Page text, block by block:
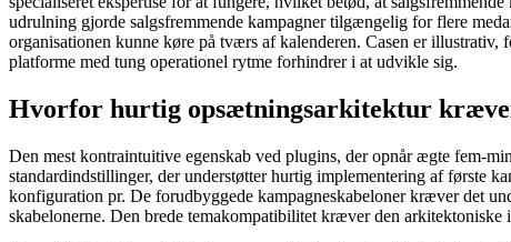
udrulning gjorde salgsfremmende kampagner tilgængelig for flere
organisationen kunne køre på tværs af kalenderen. Casen er
platforme med tung operationel rytme forhindrer i at udvikle sig.
Hvorfor hurtig opsætningsarkitektur
Den mest kontraintuitive egenskab ved plugins, der opnår ægte fem-
standardindstillinger, der understøtter hurtig implementering af første
konfiguration pr. De forudbyggede kampagneskabeloner kræver det
skabelonerne. Den brede temakompatibilitet kræver den